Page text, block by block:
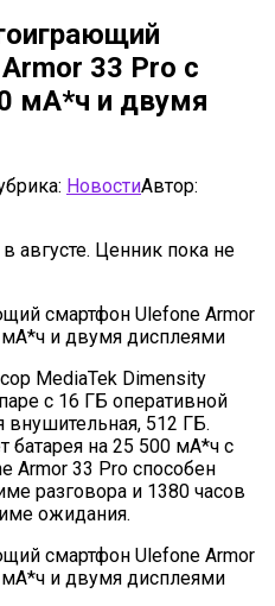
33 Pro с
мА*ч и двумя
НовостиАвтор:
августе. Ценник пока не
MediaTek Dimensity
с 16 ГБ оперативной
внушительная, 512 ГБ.
батарея на 25 500 мА*ч с
Armor 33 Pro способен
разговора и 1380 часов
ожидания.